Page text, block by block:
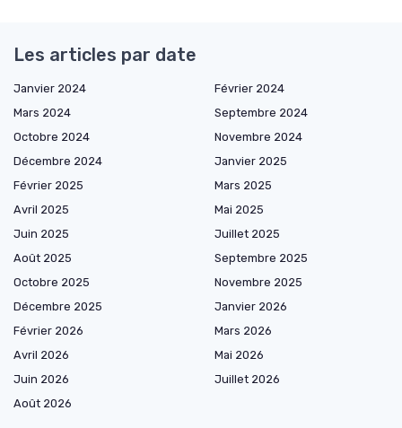
Les articles par date
Janvier 2024
Février 2024
Mars 2024
Septembre 2024
Octobre 2024
Novembre 2024
Décembre 2024
Janvier 2025
Février 2025
Mars 2025
Avril 2025
Mai 2025
Juin 2025
Juillet 2025
Août 2025
Septembre 2025
Octobre 2025
Novembre 2025
Décembre 2025
Janvier 2026
Février 2026
Mars 2026
Avril 2026
Mai 2026
Juin 2026
Juillet 2026
Août 2026